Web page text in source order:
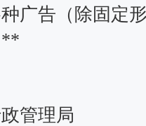
广告（除固定
**
管理局